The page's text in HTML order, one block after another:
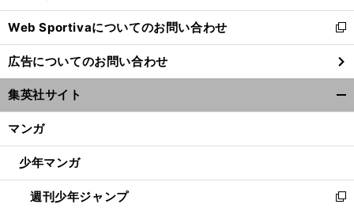
開
く
Web Sportivaについてのお問い合わせ
新
し
い
ウ
ィ
ン
ウ
開
く
広告についてのお問い合わせ
集英社サイト
マンガ
少年マンガ
週刊少年ジャンプ
新